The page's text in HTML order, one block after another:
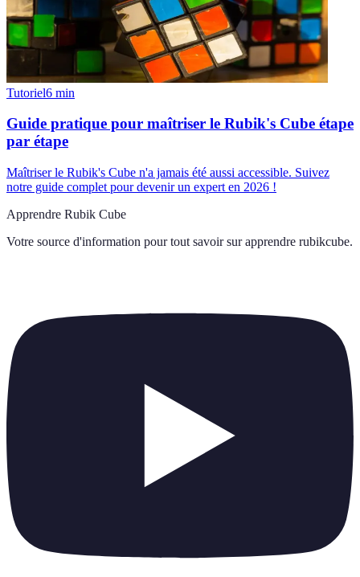
Tutoriel6 min
Guide pratique pour maîtriser le Rubik's Cube étape
par étape
Maîtriser le Rubik's Cube n'a jamais été aussi accessible. Suivez
notre guide complet pour devenir un expert en 2026 !
Apprendre Rubik Cube
Votre source d'information pour tout savoir sur apprendre rubikcube.